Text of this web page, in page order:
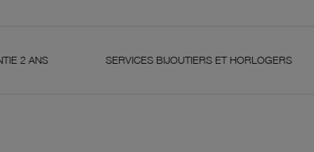
SERVICES BIJOUTIERS ET HORLOGERS